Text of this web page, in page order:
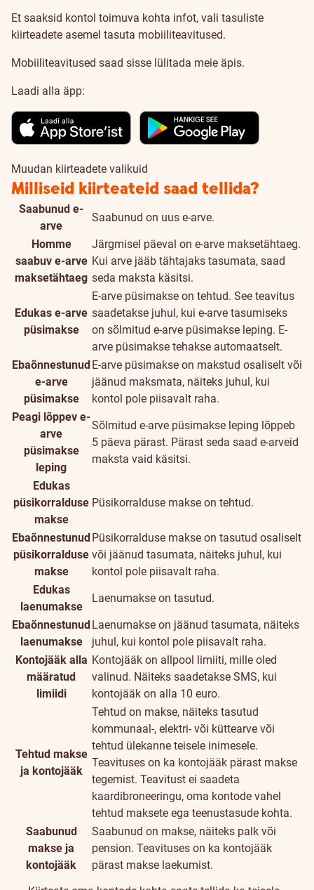
Et saaksid kontol toimuva kohta infot, vali tasuliste
kiirteadete asemel tasuta mobiiliteavitused.
Mobiiliteavitused saad sisse lülitada meie äpis.
Laadi alla äpp:
Muudan kiirteadete valikuid
Milliseid kiirteateid saad tellida?
Saabunud e-
arve
Saabunud on uus e-arve.
Homme
saabuv e-arve
maksetähtaeg
Järgmisel päeval on e-arve maksetähtaeg.
Kui arve jääb tähtajaks tasumata, saad
seda maksta käsitsi.
Edukas e-arve
püsimakse
E-arve püsimakse on tehtud. See teavitus
saadetakse juhul, kui e-arve tasumiseks
on sõlmitud e-arve püsimakse leping. E-
arve püsimakse tehakse automaatselt.
Ebaõnnestunud
e-arve
püsimakse
E-arve püsimakse on makstud osaliselt või
jäänud maksmata, näiteks juhul, kui
kontol pole piisavalt raha.
Peagi lõppev e-
arve
püsimakse
leping
Sõlmitud e-arve püsimakse leping lõppeb
5 päeva pärast. Pärast seda saad e-arveid
maksta vaid käsitsi.
Edukas
püsikorralduse
makse
Püsikorralduse makse on tehtud.
Ebaõnnestunud
püsikorralduse
makse
Püsikorralduse makse on tasutud osaliselt
või jäänud tasumata, näiteks juhul, kui
kontol pole piisavalt raha.
Edukas
laenumakse
Laenumakse on tasutud.
Ebaõnnestunud
laenumakse
Laenumakse on jäänud tasumata, näiteks
juhul, kui kontol pole piisavalt raha.
Kontojääk alla
määratud
limiidi
Kontojääk on allpool limiiti, mille oled
valinud. Näiteks saadetakse SMS, kui
kontojääk on alla 10 euro.
Tehtud makse
ja kontojääk
Tehtud on makse, näiteks tasutud
kommunaal-, elektri- või küttearve või
tehtud ülekanne teisele inimesele.
Teavituses on ka kontojääk pärast makse
tegemist. Teavitust ei saadeta
kaardibroneeringu, oma kontode vahel
tehtud maksete ega teenustasude kohta.
Saabunud
makse ja
kontojääk
Saabunud on makse, näiteks palk või
pension. Teavituses on ka kontojääk
pärast makse laekumist.